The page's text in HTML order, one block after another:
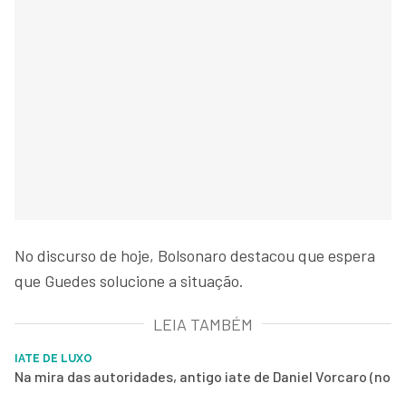
No discurso de hoje, Bolsonaro destacou que espera
que Guedes solucione a situação.
LEIA TAMBÉM
IATE DE LUXO
Na mira das autoridades, antigo iate de Daniel Vorcaro (no